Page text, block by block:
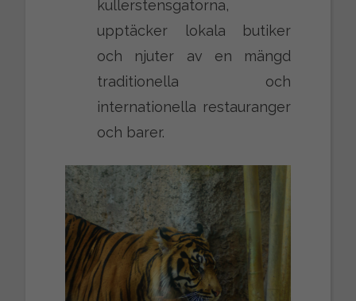
kullerstensgatorna,
upptäcker lokala butiker
och njuter av en mängd
traditionella och
internationella restauranger
och barer.